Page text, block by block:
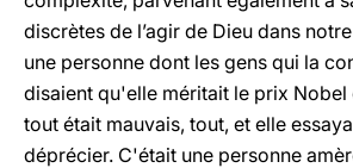
discrètes de l’agir de Dieu dans
une personne dont les gens qui la
disaient qu'elle méritait le prix Nobel
tout était mauvais, tout, et elle
déprécier. C'était une personne